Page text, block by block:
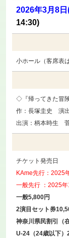
2026年3月8日
小ホール（客席表
◇『帰ってきた冒
作：長塚圭史 演
出演：柄本時生
チケット発売日
KAme先行：2025
一般先行 ：2025
一般5,800円
2演目セット券
神奈川県民割引（
U-24（24歳以下